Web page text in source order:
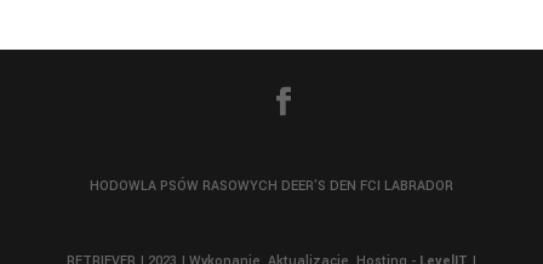
HODOWLA PSÓW RASOWYCH DEER'S DEN FCI LABRADOR